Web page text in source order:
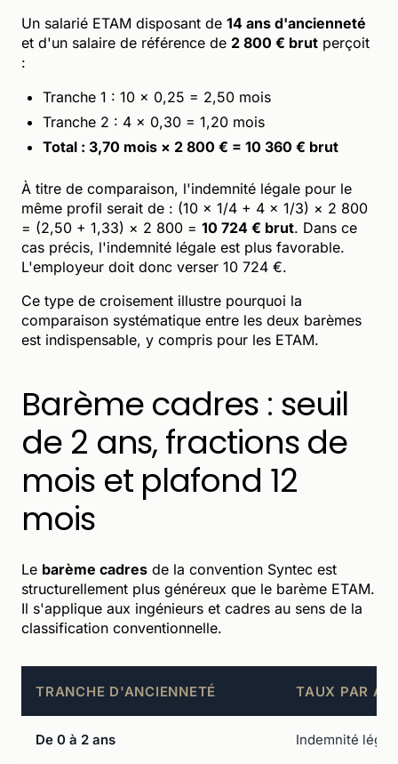
Un salarié ETAM disposant de 14 ans d'ancienneté
et d'un salaire de référence de 2 800 € brut perçoit
:
Tranche 1 : 10 × 0,25 = 2,50 mois
Tranche 2 : 4 × 0,30 = 1,20 mois
Total : 3,70 mois × 2 800 € = 10 360 € brut
À titre de comparaison, l'indemnité légale pour le
même profil serait de : (10 × 1/4 + 4 × 1/3) × 2 800
= (2,50 + 1,33) × 2 800 = 10 724 € brut. Dans ce
cas précis, l'indemnité légale est plus favorable.
L'employeur doit donc verser 10 724 €.
Ce type de croisement illustre pourquoi la
comparaison systématique entre les deux barèmes
est indispensable, y compris pour les ETAM.
Barème cadres : seuil
de 2 ans, fractions de
mois et plafond 12
mois
Le barème cadres de la convention Syntec est
structurellement plus généreux que le barème ETAM.
Il s'applique aux ingénieurs et cadres au sens de la
classification conventionnelle.
TRANCHE D'ANCIENNETÉ TAUX PAR
De 0 à 2 ans Indemnité